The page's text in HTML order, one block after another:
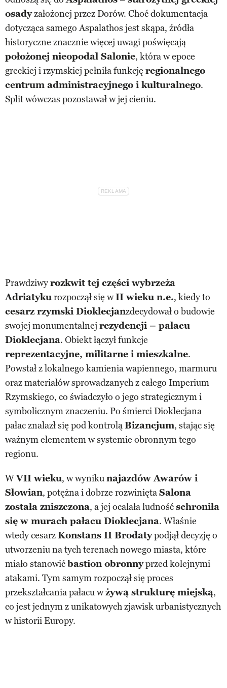
osadyzałożonej przez Dorów. Choć dokumentacja
dotycząca samego Aspalathos jest skąpa, źródła
historyczne znacznie więcej uwagi poświęcają
położonej nieopodal Salonie, która w epoce
greckiej i rzymskiej pełniła funkcję regionalnego
centrum administracyjnego i kulturalnego.
Split wówczas pozostawał w jej cieniu.
Prawdziwyrozkwit tej części wybrzeża
Adriatykurozpoczął się wII wieku n.e., kiedy to
cesarz rzymski Dioklecjanzdecydował o budowie
swojej monumentalnej rezydencji – pałacu
Dioklecjana. Obiekt łączył funkcje
reprezentacyjne, militarne i mieszkalne.
Powstał z lokalnego kamienia wapiennego, marmuru
oraz materiałów sprowadzanych z całego Imperium
Rzymskiego, co świadczyło o jego strategicznym i
symbolicznym znaczeniu. Po śmierci Dioklecjana
pałac znalazł się pod kontroląBizancjum, stając się
ważnym elementem w systemie obronnym tego
regionu.
WVII wieku, w wynikunajazdów Awarów i
Słowian, potężna i dobrze rozwiniętaSalona
została zniszczona, a jej ocalała ludnośćschroniła
się w murach pałacu Dioklecjana. Właśnie
wtedy cesarzKonstans II Brodatypodjął decyzję o
utworzeniu na tych terenach nowego miasta, które
miało stanowićbastion obronnyprzed kolejnymi
atakami. Tym samym rozpoczął się proces
przekształcania pałacu wżywą strukturę miejską,
co jest jednym z unikatowych zjawisk urbanistycznych
w historii Europy.